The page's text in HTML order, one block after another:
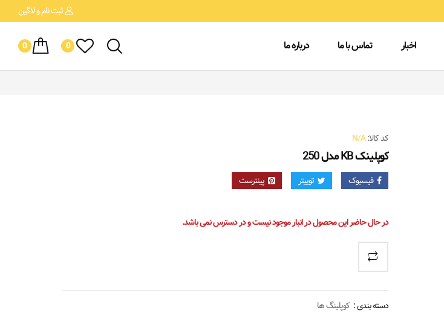
ثبت نامو لاگین
اخبار تماس با ما درباره ما 0
0
کد کالا:N/A
کوپلینک KB مدل 250
فیسبوک توییتر پینترست
در حال حاضر این محصول در انبار موجود نیست و در دسترس نمی باشد.
دسته بندی : کوپلینگ ها